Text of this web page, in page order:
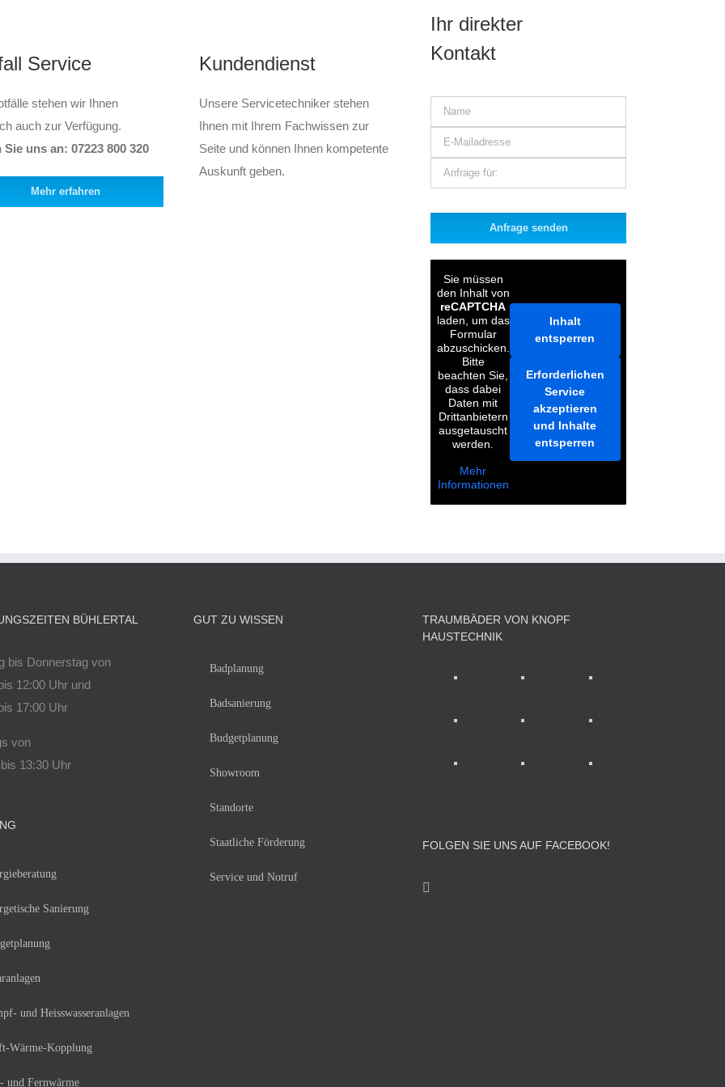
Service
stehen wir Ihnen
auch zur Verfügung.
Sie uns an: 07223 800 320
Mehr erfahren
Kundendienst
Unsere Servicetechniker stehen
Ihnen mit Ihrem Fachwissen zur
Seite und können Ihnen kompetente
Auskunft geben.
Ihr direkter
Kontakt
dieses
leer.
Sie müssen
den Inhalt von
reCAPTCHA
laden, um das
Formular
abzuschicken.
Bitte
beachten Sie,
dass dabei
Daten mit
Drittanbietern
ausgetauscht
werden.
Mehr
Informationen
Inhalt
entsperren
Erforderlichen
Service
akzeptieren
und Inhalte
entsperren
BÜHLERTAL
bis Donnerstag von
12:00 Uhr und
17:00 Uhr
von
13:30 Uhr
Sanierung
und Heisswasseranlagen
Wärme-Kopplung
und Fernwärme
GUT ZU WISSEN
Badplanung
Badsanierung
Budgetplanung
Showroom
Standorte
Staatliche Förderung
Service und Notruf
TRAUMBÄDER VON KNOPF
HAUSTECHNIK
FOLGEN SIE UNS AUF FACEBOOK!